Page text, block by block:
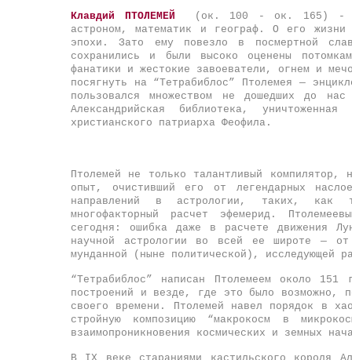
Клавдий ПТОЛЕМЕЙ (ок. 100 - ок. 165) -
астроном, математик и географ. О его жизни
эпохи. Зато ему повезло в посмертной
сохранились и были высоко оценены
фанатики и жестокие завоеватели, огнем и
посягнуть на “Тетрабиблос” Птолемея —
пользовался множеством не дошедших до
Александрийская библиотека,
христианского патриарха Феофила.
Птолемей не только талантливый компилятор,
опыт, очистивший его от легендарных
направлений в астрологии, таких, как
многофакторный расчет эфемерид.
сегодня: ошибка даже в расчете движения
научной астрологии во всей ее широте —
мунданной (ныне политической), исследующей
“Тетрабиблос” написан Птолемеем около
построений и везде, где это было возможно,
своего времени. Птолемей навел порядок в
стройную композицию “макрокосм в
взаимопроникновения космических и земных